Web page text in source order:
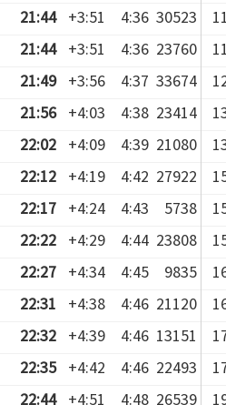
21:44 +3:51 4:36 30523
21:44 +3:51 4:36 23760
21:49 +3:56 4:37 33674
21:56 +4:03 4:38 23414
22:02 +4:09 4:39 21080
22:12 +4:19 4:42 27922
22:17 +4:24 4:43 5738
22:22 +4:29 4:44 23808
22:27 +4:34 4:45 9835
22:31 +4:38 4:46 21120
22:32 +4:39 4:46 13151
22:35 +4:42 4:46 22493
22:44 +4:51 4:48 26539